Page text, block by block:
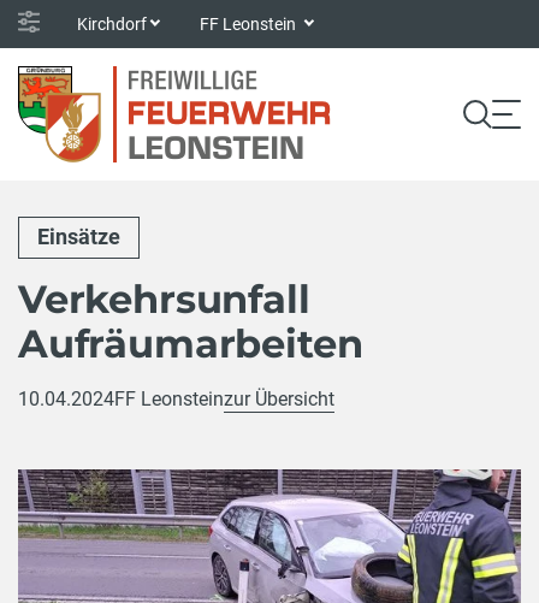
Kirchdorf FF Leonstein
Einsätze
Verkehrsunfall
Aufräumarbeiten
10.04.2024FF Leonsteinzur Übersicht